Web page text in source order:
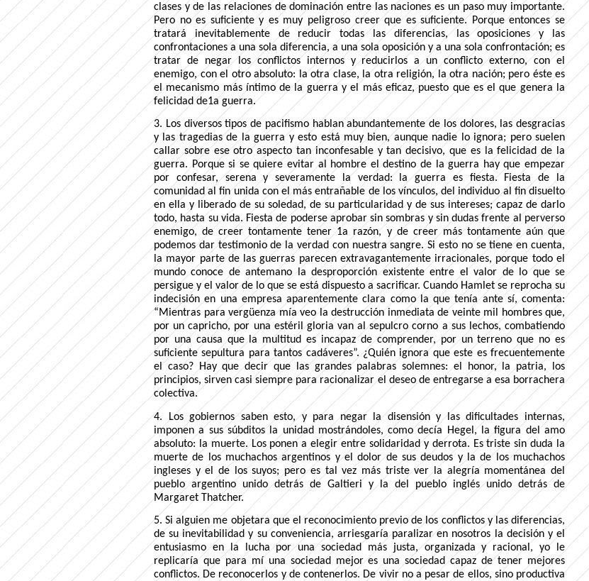
clases y de las relaciones de dominación entre las naciones es un paso muy importante.
Pero no es suficiente y es muy peligroso creer que es suficiente. Porque entonces se
tratará inevitablemente de reducir todas las diferencias, las oposiciones y las
confrontaciones a una sola diferencia, a una sola oposición y a una sola confrontación; es
tratar de negar los conflictos internos y reducirlos a un conflicto externo, con el
enemigo, con el otro absoluto: la otra clase, la otra religión, la otra nación; pero éste es
el mecanismo más íntimo de la guerra y el más eficaz, puesto que es el que genera la
felicidad de1a guerra.
3. Los diversos tipos de pacifismo hablan abundantemente de los dolores, las desgracias
y las tragedias de la guerra y esto está muy bien, aunque nadie lo ignora; pero suelen
callar sobre ese otro aspecto tan inconfesable y tan decisivo, que es la felicidad de la
guerra. Porque si se quiere evitar al hombre el destino de la guerra hay que empezar
por confesar, serena y severamente la verdad: la guerra es fiesta. Fiesta de la
comunidad al fin unida con el más entrañable de los vínculos, del individuo al fin disuelto
en ella y liberado de su soledad, de su particularidad y de sus intereses; capaz de darlo
todo, hasta su vida. Fiesta de poderse aprobar sin sombras y sin dudas frente al perverso
enemigo, de creer tontamente tener 1a razón, y de creer más tontamente aún que
podemos dar testimonio de la verdad con nuestra sangre. Si esto no se tiene en cuenta,
la mayor parte de las guerras parecen extravagantemente irracionales, porque todo el
mundo conoce de antemano la desproporción existente entre el valor de lo que se
persigue y el valor de lo que se está dispuesto a sacrificar. Cuando Hamlet se reprocha su
indecisión en una empresa aparentemente clara como la que tenía ante sí, comenta:
“Mientras para vergüenza mía veo la destrucción inmediata de veinte mil hombres que,
por un capricho, por una estéril gloria van al sepulcro corno a sus lechos, combatiendo
por una causa que la multitud es incapaz de comprender, por un terreno que no es
suficiente sepultura para tantos cadáveres”. ¿Quién ignora que este es frecuentemente
el caso? Hay que decir que las grandes palabras solemnes: el honor, la patria, los
principios, sirven casi siempre para racionalizar el deseo de entregarse a esa borrachera
colectiva.
4. Los gobiernos saben esto, y para negar la disensión y las dificultades internas,
imponen a sus súbditos la unidad mostrándoles, como decía Hegel, la figura del amo
absoluto: la muerte. Los ponen a elegir entre solidaridad y derrota. Es triste sin duda la
muerte de los muchachos argentinos y el dolor de sus deudos y la de los muchachos
ingleses y el de los suyos; pero es tal vez más triste ver la alegría momentánea del
pueblo argentino unido detrás de Galtieri y la del pueblo inglés unido detrás de
Margaret Thatcher.
5. Si alguien me objetara que el reconocimiento previo de los conflictos y las diferencias,
de su inevitabilidad y su conveniencia, arriesgaría paralizar en nosotros la decisión y el
entusiasmo en la lucha por una sociedad más justa, organizada y racional, yo le
replicaría que para mí una sociedad mejor es una sociedad capaz de tener mejores
conflictos. De reconocerlos y de contenerlos. De vivir no a pesar de ellos, sino productiva